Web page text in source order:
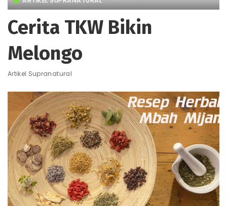
Cerita TKW Bikin
Melongo
Artikel Supranatural